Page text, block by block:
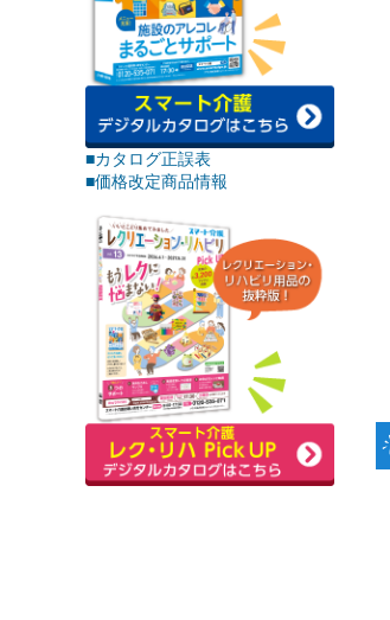
■カタログ正誤表
■価格改定商品情報